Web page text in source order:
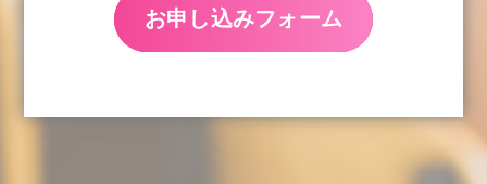
お申し込みフォーム